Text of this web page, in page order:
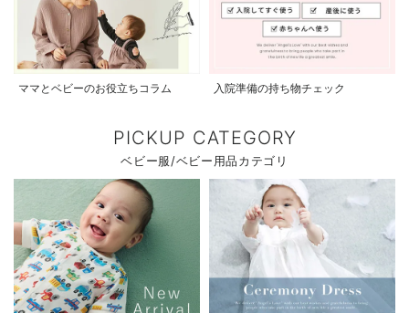
ママとベビーのお役立ちコラム 入院準備の持ち物チェック
PICKUP CATEGORY
ベビー服/ベビー用品カテゴリ